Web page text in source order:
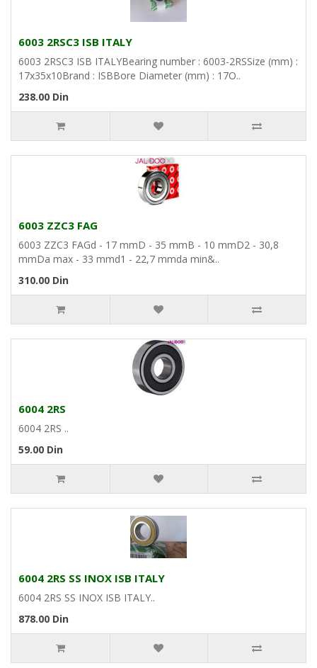
6003 2RSC3 ISB ITALY
6003 2RSC3 ISB ITALYBearing number : 6003-2RSSize (mm) :
17x35x10Brand : ISBBore Diameter (mm) : 17O..
238.00 Din
6003 ZZC3 FAG
6003 ZZC3 FAGd - 17 mmD - 35 mmB - 10 mmD2 - 30,8
mmDa max - 33 mmd1 - 22,7 mmda min&..
310.00 Din
6004 2RS
6004 2RS ..
59.00 Din
6004 2RS SS INOX ISB ITALY
6004 2RS SS INOX ISB ITALY..
878.00 Din